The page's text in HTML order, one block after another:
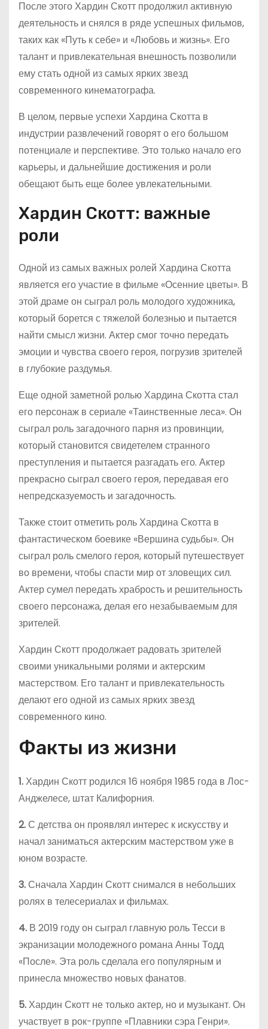
После этого Хардин Скотт продолжил активную
деятельность и снялся в ряде успешных фильмов,
таких как «Путь к себе» и «Любовь и жизнь». Его
талант и привлекательная внешность позволили
ему стать одной из самых ярких звезд
современного кинематографа.
В целом, первые успехи Хардина Скотта в
индустрии развлечений говорят о его большом
потенциале и перспективе. Это только начало его
карьеры, и дальнейшие достижения и роли
обещают быть еще более увлекательными.
Хардин Скотт: важные
роли
Одной из самых важных ролей Хардина Скотта
является его участие в фильме «Осенние цветы». В
этой драме он сыграл роль молодого художника,
который борется с тяжелой болезнью и пытается
найти смысл жизни. Актер смог точно передать
эмоции и чувства своего героя, погрузив зрителей
в глубокие раздумья.
Еще одной заметной ролью Хардина Скотта стал
его персонаж в сериале «Таинственные леса». Он
сыграл роль загадочного парня из провинции,
который становится свидетелем странного
преступления и пытается разгадать его. Актер
прекрасно сыграл своего героя, передавая его
непредсказуемость и загадочность.
Также стоит отметить роль Хардина Скотта в
фантастическом боевике «Вершина судьбы». Он
сыграл роль смелого героя, который путешествует
во времени, чтобы спасти мир от зловещих сил.
Актер сумел передать храбрость и решительность
своего персонажа, делая его незабываемым для
зрителей.
Хардин Скотт продолжает радовать зрителей
своими уникальными ролями и актерским
мастерством. Его талант и привлекательность
делают его одной из самых ярких звезд
современного кино.
Факты из жизни
1.Хардин Скотт родился 16 ноября 1985 года в Лос-
Анджелесе, штат Калифорния.
2.С детства он проявлял интерес к искусству и
начал заниматься актерским мастерством уже в
юном возрасте.
3.Сначала Хардин Скотт снимался в небольших
ролях в телесериалах и фильмах.
4. В 2019 году он сыграл главную роль Тесси в
экранизации молодежного романа Анны Тодд
«После». Эта роль сделала его популярным и
принесла множество новых фанатов.
5.Хардин Скотт не только актер, но и музыкант. Он
участвует в рок-группе «Плавники сэра Генри».